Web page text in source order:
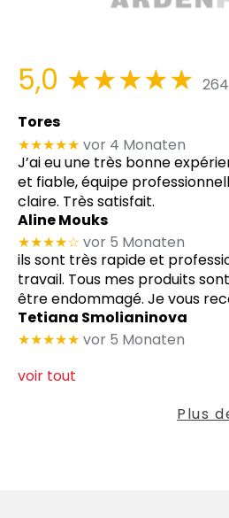
5,0 ★★★★★
Tores
★★★★★ vor 4 Monaten
J’ai eu une très bonne
et fiable, équipe
claire. Très satisfait.
Aline Mouks
★★★★☆ vor 5 Monaten
ils sont très rapide et
travail. Tous mes produits
être endommagé. Je vous
Tetiana Smolianinova
★★★★★ vor 5 Monaten
voir tout
Plus